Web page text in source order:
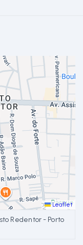
Leaflet
Redentor - Porto